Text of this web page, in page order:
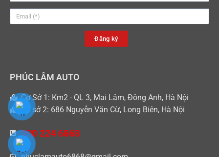
Đăng ký
PHÚC LÂM AUTO
Cơ Sở 1: Km2 - QL 3, Mai Lâm, Đông Anh, Hà Nội
Cơ sở 2: 686 Nguyễn Văn Cừ, Long Biên, Hà Nội
090 224 6868